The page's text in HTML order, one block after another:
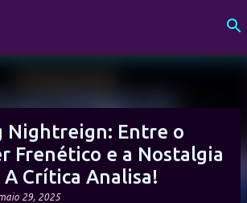
Nightreign: Entre o
Frenético e a Nostalgia
A Crítica Analisa!
29, 2025